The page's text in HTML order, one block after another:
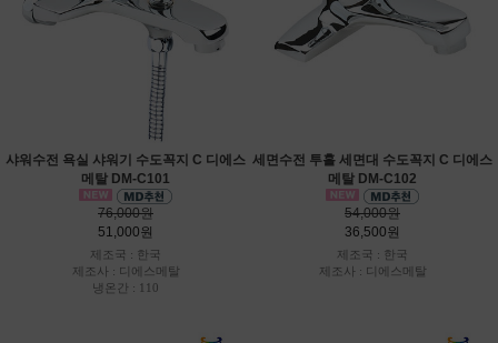
샤워수전 욕실 샤워기 수도꼭지 C 디에스
메탈 DM-C101
76,000원
51,000원
제조국 : 한국
제조사 : 디에스메탈
냉온간 : 110
세면수전 투홀 세면대 수도꼭지 C 디에스
메탈 DM-C102
54,000원
36,500원
제조국 : 한국
제조사 : 디에스메탈